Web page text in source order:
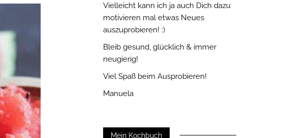
Vielleicht kann ich ja auch Dich dazu
motivieren mal etwas Neues
auszuprobieren! :)
Bleib gesund, glücklich & immer
neugierig!
Viel Spaß beim Ausprobieren!
Manuela
Mein Kochbuch